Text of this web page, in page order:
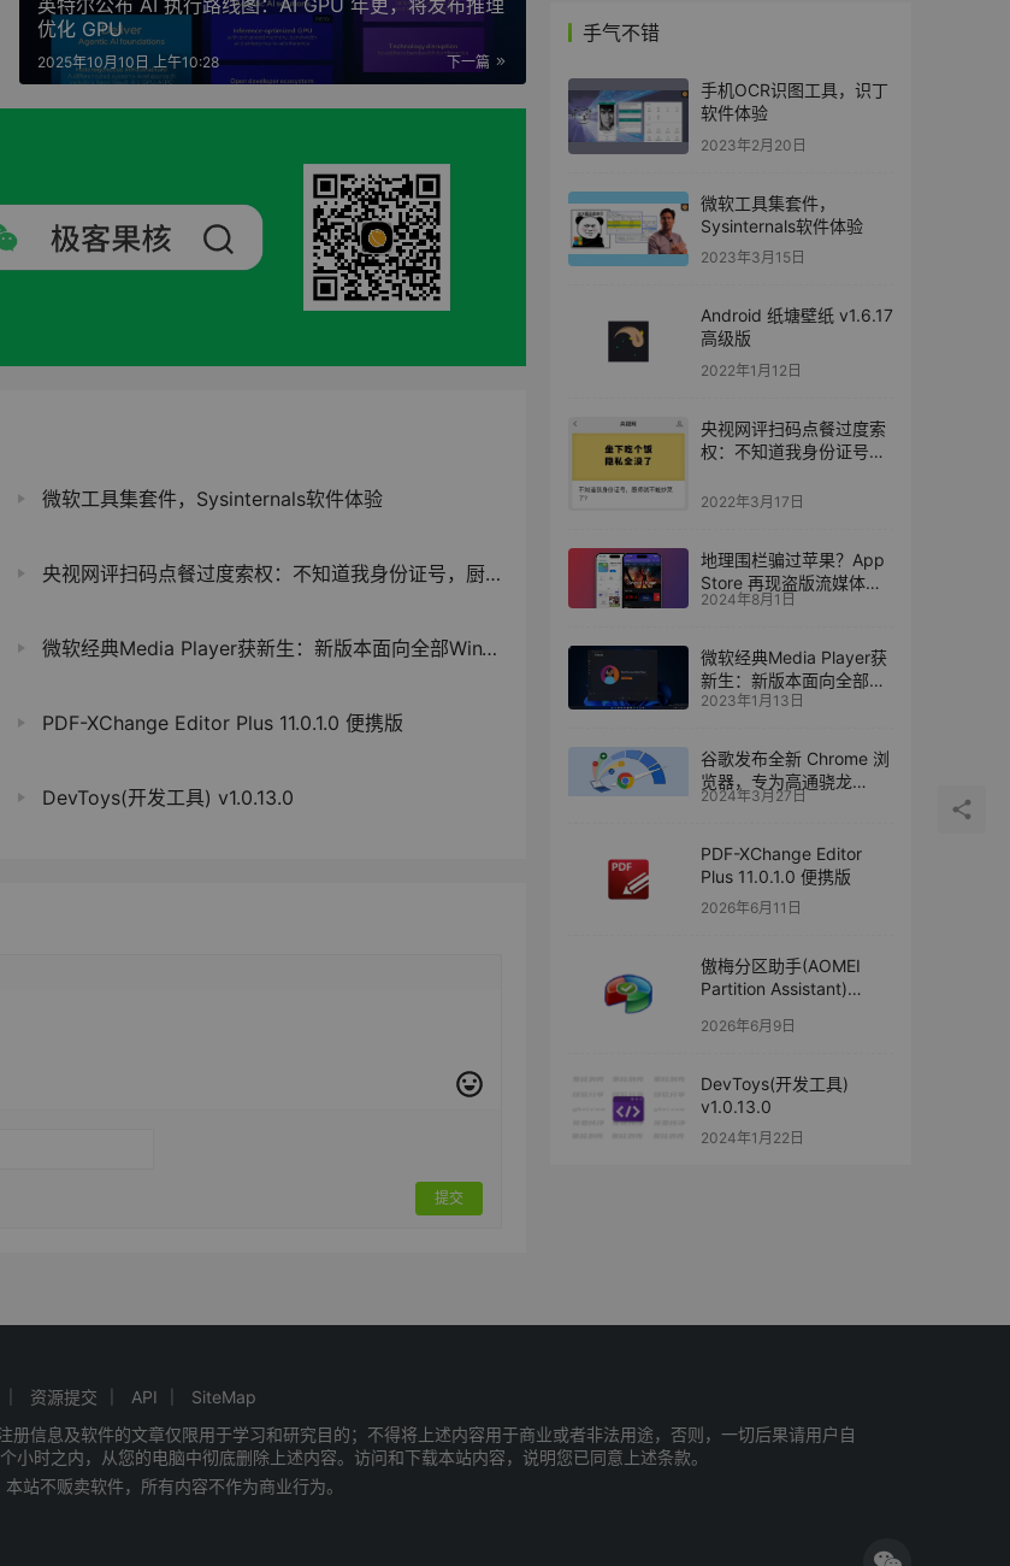
优化 GPU
下一篇
2025年10月10日 上午10:28
微软工具集套件，Sysinternals软件体验
央视网评扫码点餐过度索权：不知道我身份证号，厨师就不能炒菜了？
微软经典Media Player获新生：新版本面向全部Win10用户推出
PDF-XChange Editor Plus 11.0.1.0 便携版
DevToys(开发工具) v1.0.13.0
提交
手气不错
手机OCR识图工具，识丁
软件体验
2023年2月20日
微软工具集套件，
Sysinternals软件体验
2023年3月15日
Android 纸塘壁纸 v1.6.17
高级版
2022年1月12日
央视网评扫码点餐过度索
权：不知道我身份证号，
2022年3月17日
地理围栏骗过苹果？App
Store 再现盗版流媒体应
用
2024年8月1日
微软经典Media Player获
新生：新版本面向全部
Win10用户推出
2023年1月13日
谷歌发布全新 Chrome 浏
览器，专为高通骁龙
Windows Arm PC 设计
2024年3月27日
PDF-XChange Editor
Plus 11.0.1.0 便携版
2026年6月11日
傲梅分区助手(AOMEI
Partition Assistant)
2026年6月9日
DevToys(开发工具)
v1.0.13.0
2024年1月22日
资源提交 API
SiteMap
信息及软件的文章仅限用于学习和研究目的；不得将上述内容用于商业或者非法用途，否则，一切后果请用户自
时之内，从您的电脑中彻底删除上述内容。访问和下载本站内容，说明您已同意上述条款。
站不贩卖软件，所有内容不作为商业行为。